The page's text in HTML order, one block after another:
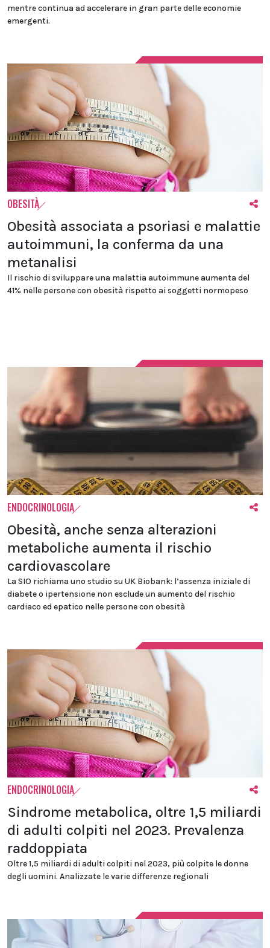
mentre continua ad accelerare in gran parte delle economie
emergenti.
OBESITÀ
Obesità associata a psoriasi e malattie
autoimmuni, la conferma da una
metanalisi
Il rischio di sviluppare una malattia autoimmune aumenta del
41% nelle persone con obesità rispetto ai soggetti normopeso
ENDOCRINOLOGIA
Obesità, anche senza alterazioni
metaboliche aumenta il rischio
cardiovascolare
La SIO richiama uno studio su UK Biobank: l’assenza iniziale di
diabete o ipertensione non esclude un aumento del rischio
cardiaco ed epatico nelle persone con obesità
ENDOCRINOLOGIA
Sindrome metabolica, oltre 1,5 miliardi
di adulti colpiti nel 2023. Prevalenza
raddoppiata
Oltre 1,5 miliardi di adulti colpiti nel 2023, più colpite le donne
degli uomini. Analizzate le varie differenze regionali